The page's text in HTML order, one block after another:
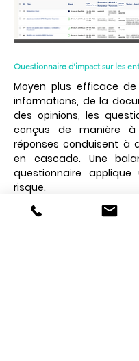
Questionnaire d'impact sur les
Moyen plus efficace de
informations, de la
des opinions, les
conçus de manière
réponses conduisent à
en cascade. Une
questionnaire
risque.
Rapports spécifiques aux